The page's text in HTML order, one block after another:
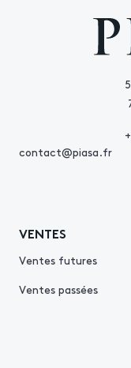
contact@piasa.fr
VENTES
Ventes futures
Ventes passées